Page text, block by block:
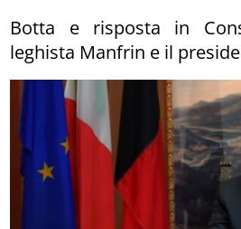
Botta e risposta in
leghista Manfrin e il